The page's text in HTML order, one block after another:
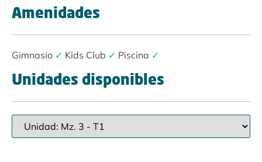
Amenidades
Gimnasio ✓ Kids Club ✓ Piscina ✓
Unidades disponibles